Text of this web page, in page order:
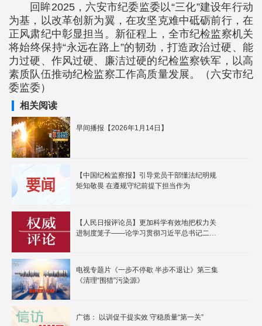
回眸2025，六安市纪委监委以“三化”建设年行动
为基，以改革创新为翼，在攻坚克难中砥砺前行，在
正风肃纪中彰显担当。新征程上，全市纪检监察机关
将始终保持“永远在路上”的韧劲，打造政治过硬、能
力过硬、作风过硬、廉洁过硬的纪检监察铁军，以高
素质队伍推动纪检监察工作高质量发展。（六安市纪
委监委）
相关阅读
早间播报【2026年1月14日】
【中国纪检监察报】引导党员干部懂法纪明规
矩知敬畏 在遵规守纪前提下担当作为
【人民日报评论员】更加科学有效地把权力关
进制度笼子——论学习贯彻习近平总书记二十
电视专题片《一步不停歇 半步不退让》第三集
《清理“围猎”污染源》
广德： 以训促干提实效 守稳质量“第一关”